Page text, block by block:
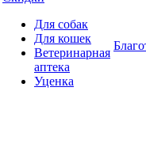
Для собак
Для кошек
Ветеринарная
аптека
Уценка